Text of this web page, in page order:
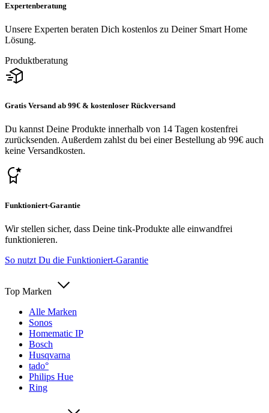
Expertenberatung
Unsere Experten beraten Dich kostenlos zu Deiner Smart Home
Lösung.
Produktberatung
Gratis Versand ab 99€ & kostenloser Rückversand
Du kannst Deine Produkte innerhalb von 14 Tagen kostenfrei
zurücksenden. Außerdem zahlst du bei einer Bestellung ab 99€ auch
keine Versandkosten.
Funktioniert-Garantie
Wir stellen sicher, dass Deine tink-Produkte alle einwandfrei
funktionieren.
So nutzt Du die Funktioniert-Garantie
Top Marken
Alle Marken
Sonos
Homematic IP
Bosch
Husqvarna
tado°
Philips Hue
Ring